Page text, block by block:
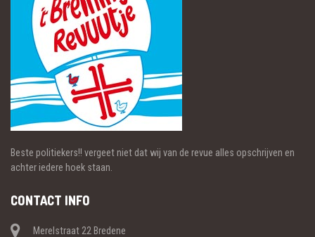
Beste politiekers!! vergeet niet dat wij van de revue alles opschrijven en
achter iedere hoek staan.
CONTACT INFO
Merelstraat 22 Bredene